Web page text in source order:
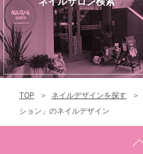
TOP ネイルデザインを探す
ション」のネイルデザイン